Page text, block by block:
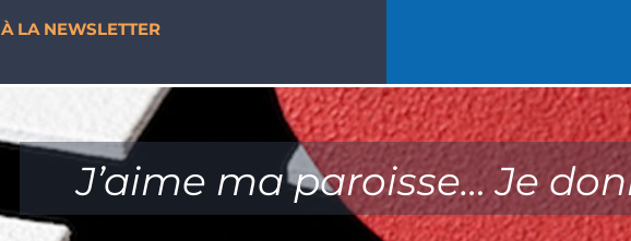
À LA NEWSLETTER
J’aime ma paroisse… Je